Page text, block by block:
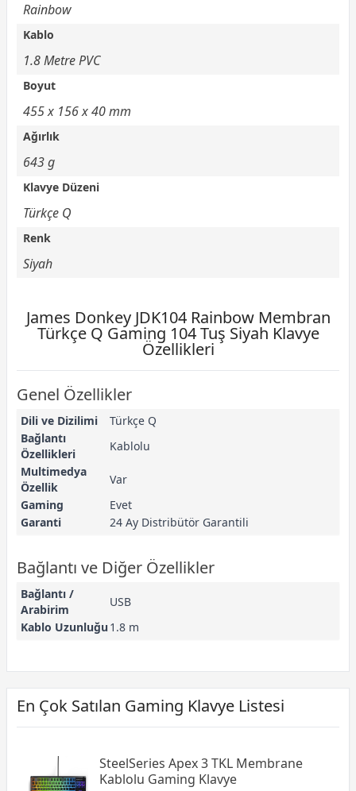
Rainbow
Kablo
1.8 Metre PVC
Boyut
455 x 156 x 40 mm
Ağırlık
643 g
Klavye Düzeni
Türkçe Q
Renk
Siyah
James Donkey JDK104 Rainbow Membran
Türkçe Q Gaming 104 Tuş Siyah Klavye
Özellikleri
Genel Özellikler
Dili ve Dizilimi
Türkçe Q
Bağlantı
Özellikleri
Kablolu
Multimedya
Özellik
Var
Gaming
Evet
Garanti
24 Ay Distribütör Garantili
Bağlantı ve Diğer Özellikler
Bağlantı /
Arabirim
USB
Kablo Uzunluğu 1.8 m
En Çok Satılan Gaming Klavye Listesi
SteelSeries Apex 3 TKL Membrane
Kablolu Gaming Klavye